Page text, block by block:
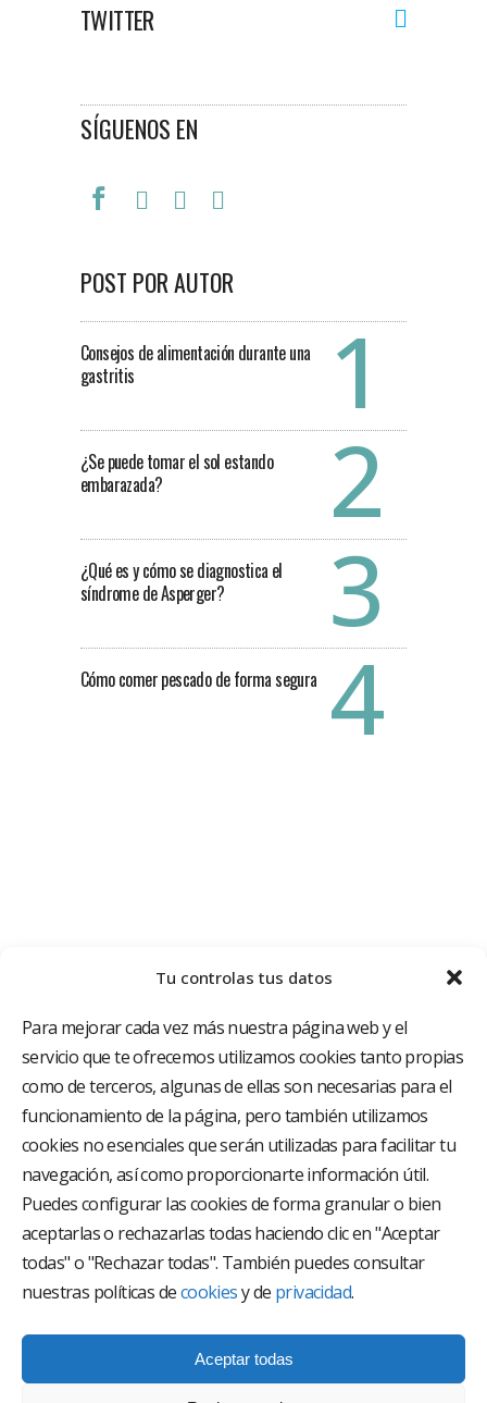
Tu controlas tus datos
Para mejorar cada vez más nuestra página web y el
servicio que te ofrecemos utilizamos cookies tanto propias
como de terceros, algunas de ellas son necesarias para el
funcionamiento de la página, pero también utilizamos
cookies no esenciales que serán utilizadas para facilitar tu
navegación, así como proporcionarte información útil.
Puedes configurar las cookies de forma granular o bien
aceptarlas o rechazarlas todas haciendo clic en "Aceptar
todas" o "Rechazar todas". También puedes consultar
nuestras políticas decookiesy de privacidad.
Aceptar todas
TWITTER
SÍGUENOS EN
POST POR AUTOR
Consejos de alimentación durante una
gastritis
¿Se puede tomar el sol estando
embarazada?
¿Qué es y cómo se diagnostica el
síndrome de Asperger?
Cómo comer pescado de forma segura
El Grupo Hospitalario HLA es uno de los proveedores
hospitalarios con mayor presencia en España, creado
con el objetivo de proporcionar el acceso a una
asistencia sanitaria de alto nivel. Nuestra red asistencial
está compuesta por 18 hospitales y 37 centros médicos
multiespecialidad.
Síguenos en